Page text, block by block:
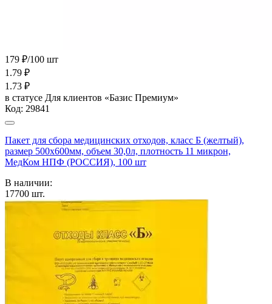
179 ₽/100 шт
1.79 ₽
1.73 ₽
в статусе Для клиентов «Базис Премиум»
Код: 29841
Пакет для сбора медицинских отходов, класс Б (желтый),
размер 500х600мм, объем 30,0л, плотность 11 микрон,
МедКом НПФ (РОССИЯ), 100 шт
В наличии:
17700 шт.